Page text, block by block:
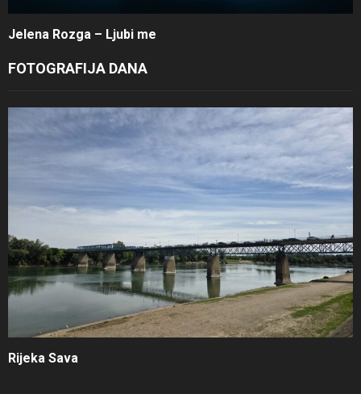
Jelena Rozga – Ljubi me
FOTOGRAFIJA DANA
Rijeka Sava